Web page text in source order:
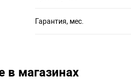
Гарантия, мес.
в магазинах